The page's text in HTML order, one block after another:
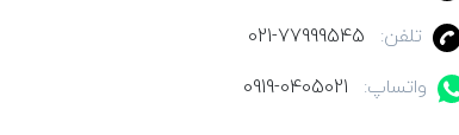
تلفن:
021-77999545
واتساپ:
0919-0405021